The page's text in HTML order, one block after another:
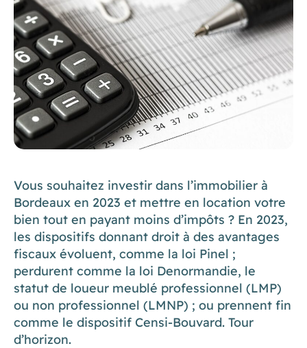
Vous souhaitez investir dans l’immobilier à
Bordeaux en 2023 et mettre en location votre
bien tout en payant moins d’impôts ? En 2023,
les dispositifs donnant droit à des avantages
fiscaux évoluent, comme la loi Pinel ;
perdurent comme la loi Denormandie, le
statut de loueur meublé professionnel (LMP)
ou non professionnel (LMNP) ; ou prennent fin
comme le dispositif Censi-Bouvard. Tour
d’horizon.